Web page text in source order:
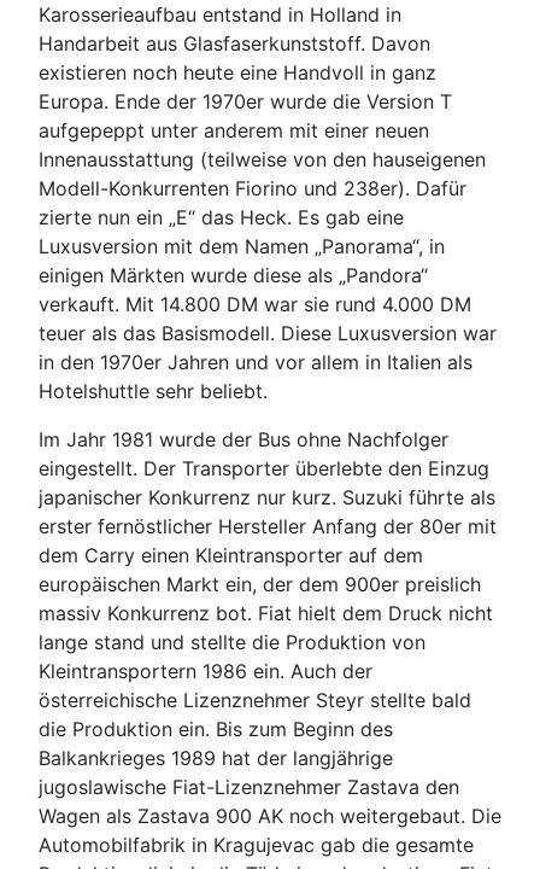
Karosserieaufbau entstand in Holland in
Handarbeit aus Glasfaserkunststoff. Davon
existieren noch heute eine Handvoll in ganz
Europa. Ende der 1970er wurde die Version T
aufgepeppt unter anderem mit einer neuen
Innenausstattung (teilweise von den hauseigenen
Modell-Konkurrenten Fiorino und 238er). Dafür
zierte nun ein „E“ das Heck. Es gab eine
Luxusversion mit dem Namen „Panorama“, in
einigen Märkten wurde diese als „Pandora“
verkauft. Mit 14.800 DM war sie rund 4.000 DM
teuer als das Basismodell. Diese Luxusversion war
in den 1970er Jahren und vor allem in Italien als
Hotelshuttle sehr beliebt.
Im Jahr 1981 wurde der Bus ohne Nachfolger
eingestellt. Der Transporter überlebte den Einzug
japanischer Konkurrenz nur kurz. Suzuki führte als
erster fernöstlicher Hersteller Anfang der 80er mit
dem Carry einen Kleintransporter auf dem
europäischen Markt ein, der dem 900er preislich
massiv Konkurrenz bot. Fiat hielt dem Druck nicht
lange stand und stellte die Produktion von
Kleintransportern 1986 ein. Auch der
österreichische Lizenznehmer Steyr stellte bald
die Produktion ein. Bis zum Beginn des
Balkankrieges 1989 hat der langjährige
jugoslawische Fiat-Lizenznehmer Zastava den
Wagen als Zastava 900 AK noch weitergebaut. Die
Automobilfabrik in Kragujevac gab die gesamte